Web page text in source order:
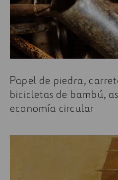
Papel de piedra,
bicicletas de bambú,
economía circular